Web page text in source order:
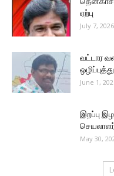
ஏற்பு
July 7, 2026
வட்டார
June 1,
இறப்பு
May 30,